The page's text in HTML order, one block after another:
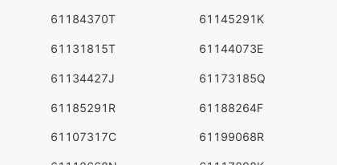
61184370T 61145291K
61131815T 61144073E
61134427J 61173185Q
61185291R 61188264F
61107317C 61199068R